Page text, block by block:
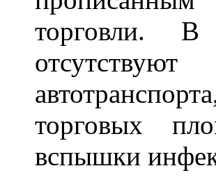
торговли.
торговых
вспышки